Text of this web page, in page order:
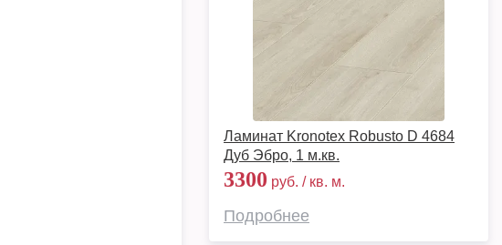
Ламинат Kronotex Robusto D 4684
Дуб Эбро, 1 м.кв.
3300 руб. / кв. м.
Подробнее